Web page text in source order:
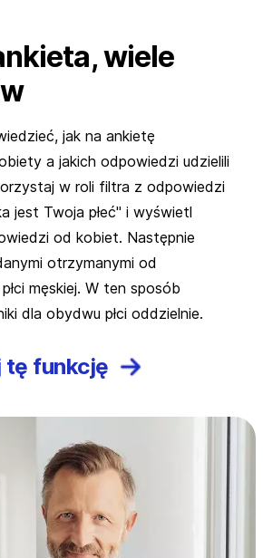
wiele
jak na ankietę
a jakich odpowiedzi udzielili
w roli filtra z odpowiedzi
jest Twoja płeć" i wyświetl
od kobiet. Następnie
otrzymanymi od
męskiej. W ten sposób
dla obydwu płci oddzielnie.
funkcję